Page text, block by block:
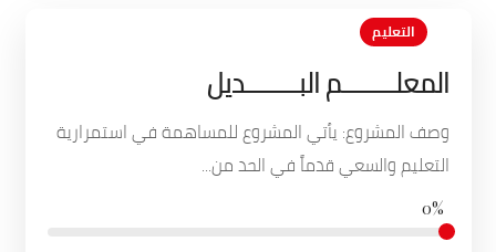
التعليم
المعلــــــــم البــــــــديل
وصف المشروع: يأتي المشروع للمساهمة في استمرارية
التعليم والسعي قدماً في الحد من...
0%